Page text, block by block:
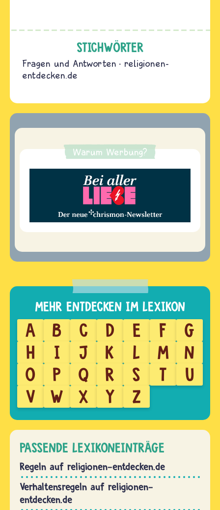
STICHWÖRTER
Fragen und Antworten
religionen-
entdecken.de
Warum Werbung?
A B C D E F
G
H
I J K L M
N
O
P Q R S T
U
V
W X Y Z
PASSENDE LEXIKONEINTRÄGE
Regeln auf religionen-entdecken.de
Verhaltensregeln auf religionen-
entdecken.de